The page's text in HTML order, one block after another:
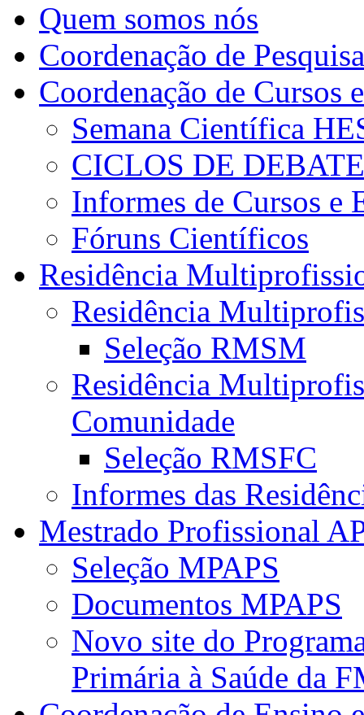
Quem somos nós
Coordenação de Pesquisa
Coordenação de Cursos
Semana Científica
CICLOS DE
Informes de Cursos e
Fóruns Científicos
Residência
Residência
Seleção RMSM
Residência
Comunidade
Seleção RMSFC
Informes das
Mestrado Profissional
Seleção MPAPS
Documentos MPAPS
Novo site do
Primária à Saúde da